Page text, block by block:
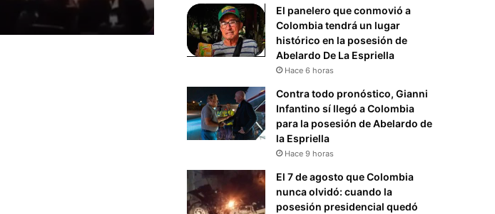
El panelero que conmovió a
Colombia tendrá un lugar
histórico en la posesión de
Abelardo De La Espriella
Hace 6 horas
Contra todo pronóstico, Gianni
Infantino sí llegó a Colombia
para la posesión de Abelardo de
la Espriella
Hace 9 horas
El 7 de agosto que Colombia
nunca olvidó: cuando la
posesión presidencial quedó